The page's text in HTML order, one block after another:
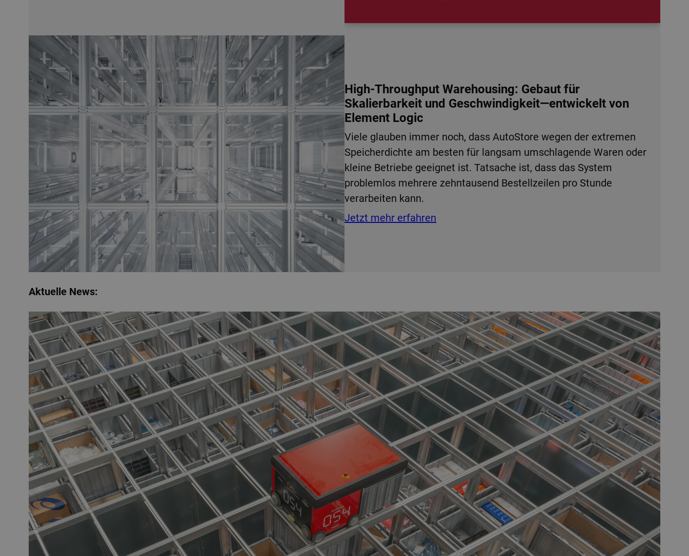
High-Throughput Warehousing: Gebaut für
Skalierbarkeit und Geschwindigkeit—entwickelt von
Element Logic
Viele glauben immer noch, dass AutoStore wegen der extremen
Speicherdichte am besten für langsam umschlagende Waren oder
kleine Betriebe geeignet ist. Tatsache ist, dass das System
problemlos mehrere zehntausend Bestellzeilen pro Stunde
verarbeiten kann.
Jetzt mehr erfahren
Aktuelle News: